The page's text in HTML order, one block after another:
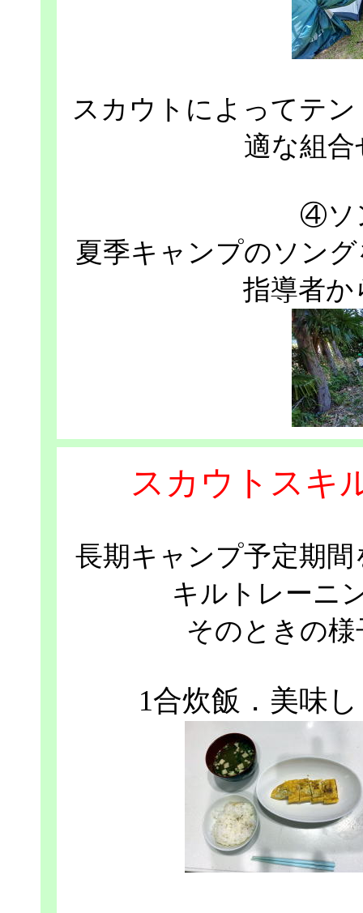
スカウトによってテ
適な組
④ソ
夏季キャンプのソン
指導者
スカウトスキ
長期キャンプ予定期
キルトレーニ
そのときの
1合炊飯．美味